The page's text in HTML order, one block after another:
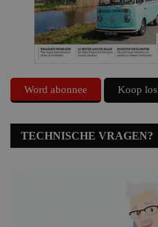
Word abonnee Koop los
TECHNISCHE VRAGEN?